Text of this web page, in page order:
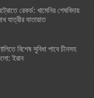
রেকর্ড: খামেনির শেষবিদায়
যাত্রীর যাতায়াত
বিশেষ সুবিধা পাবে চীনসহ
ইরান